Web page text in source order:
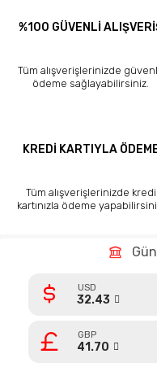
%100 GÜVENLİ
Tüm alışverişlerinizde
ödeme sağlayabilirsiniz.
KREDİ KARTIYLA
Tüm alışverişlerinizde kredi
kartınızla ödeme
USD
32.43
GBP
41.70